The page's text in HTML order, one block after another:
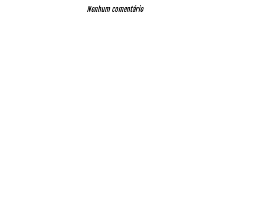
Nenhum comentário